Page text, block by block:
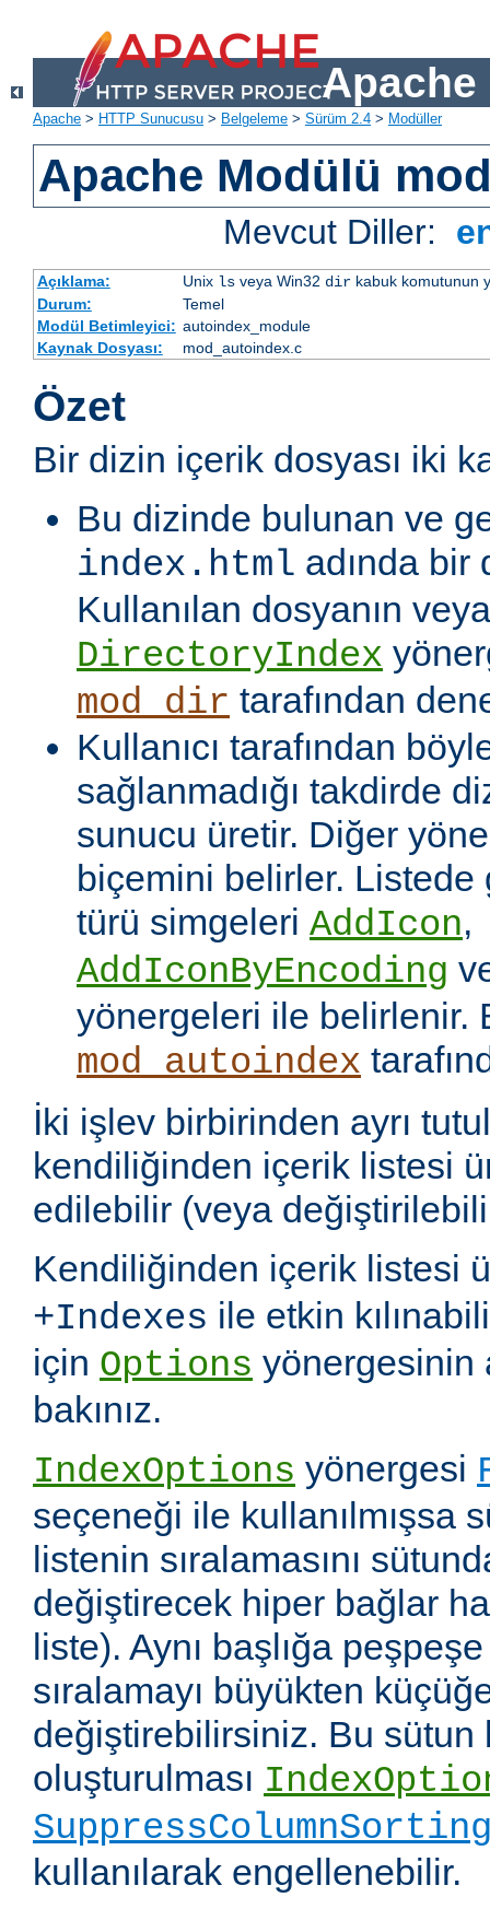
Apache
Apache > HTTP Sunucusu > Belgeleme > Sürüm 2.4 > Modüller
Apache Modülü
Mevcut Diller:
Açıklama: Unix lsveya Win32 dirkabuk komutunun
Durum:
Temel
Modül Betimleyici: autoindex_module
Kaynak Dosyası:
mod_autoindex.c
Özet
Bir dizin içerik dosyası iki
Bu dizinde bulunan ve
index.html adında bir
Kullanılan dosyanın
DirectoryIndex
mod_dir tarafından
Kullanıcı tarafından
sağlanmadığı takdirde
sunucu üretir. Diğer
biçemini belirler.
türü simgeleri AddIcon,
AddIconByEncoding
yönergeleri ile belirlenir.
mod_autoindex
İki işlev birbirinden ayrı
kendiliğinden içerik listesi
edilebilir (veya
Kendiliğinden içerik listesi
+Indexes ile etkin
için Options yönergesinin
bakınız.
IndexOptions yönergesi
seçeneği ile kullanılmışsa
listenin sıralamasını
değiştirecek hiper bağlar
liste). Aynı başlığa
sıralamayı büyükten
değiştirebilirsiniz. Bu sütun
oluşturulması
kullanılarak engellenebilir.